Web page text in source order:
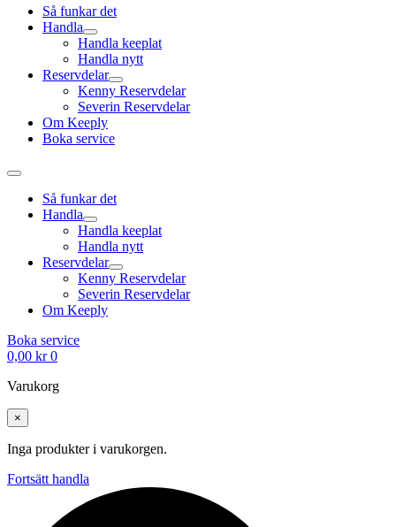
Så funkar det
Handla
Handla keeplat
Handla nytt
Reservdelar
Kenny Reservdelar
Severin Reservdelar
Om Keeply
Boka service
Så funkar det
Handla
Handla keeplat
Handla nytt
Reservdelar
Kenny Reservdelar
Severin Reservdelar
Om Keeply
Boka service
0,00 kr 0
Varukorg
×
Inga produkter i varukorgen.
Fortsätt handla